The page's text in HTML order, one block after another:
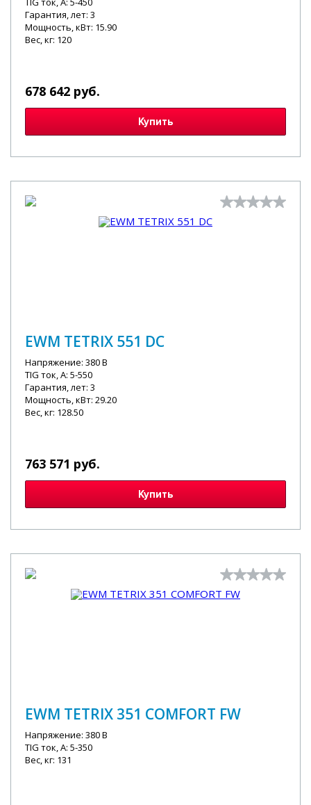
Гарантия, лет: 3
Мощность, кВт: 15.90
Вес, кг: 120
678 642 руб.
Купить
EWM TETRIX 551 DC
Напряжение: 380 В
TIG ток, А: 5-550
Гарантия, лет: 3
Мощность, кВт: 29.20
Вес, кг: 128.50
763 571 руб.
Купить
EWM TETRIX 351 COMFORT FW
Напряжение: 380 В
TIG ток, А: 5-350
Вес, кг: 131